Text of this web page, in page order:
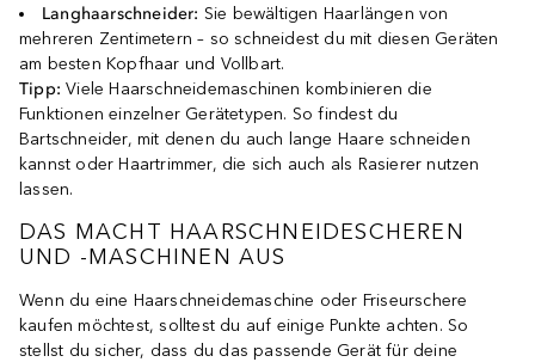
Langhaarschneider: Sie bewältigen Haarlängen von
mehreren Zentimetern – so schneidest du mit diesen Geräten
am besten Kopfhaar und Vollbart.
Tipp: Viele Haarschneidemaschinen kombinieren die
Funktionen einzelner Gerätetypen. So findest du
Bartschneider, mit denen du auch lange Haare schneiden
kannst oder Haartrimmer, die sich auch als Rasierer nutzen
lassen.
DAS MACHT HAARSCHNEIDESCHEREN
UND -MASCHINEN AUS
Wenn du eine Haarschneidemaschine oder Friseurschere
kaufen möchtest, solltest du auf einige Punkte achten. So
stellst du sicher, dass du das passende Gerät für deine